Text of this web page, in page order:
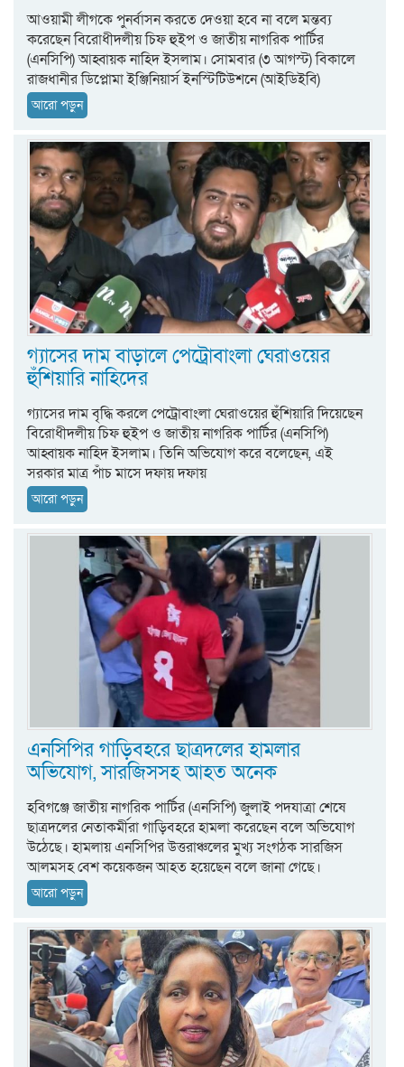
আওয়ামী লীগকে পুনর্বাসন করতে দেওয়া হবে না বলে মন্তব্য
করেছেন বিরোধীদলীয় চিফ হুইপ ও জাতীয় নাগরিক পার্টির
(এনসিপি) আহ্বায়ক নাহিদ ইসলাম। সোমবার (৩ আগস্ট) বিকালে
রাজধানীর ডিপ্লোমা ইঞ্জিনিয়ার্স ইনস্টিটিউশনে (আইডিইবি)
আরো পড়ুন
গ্যাসের দাম বাড়ালে পেট্রোবাংলা ঘেরাওয়ের
হুঁশিয়ারি নাহিদের
গ্যাসের দাম বৃদ্ধি করলে পেট্রোবাংলা ঘেরাওয়ের হুঁশিয়ারি দিয়েছেন
বিরোধীদলীয় চিফ হুইপ ও জাতীয় নাগরিক পার্টির (এনসিপি)
আহ্বায়ক নাহিদ ইসলাম। তিনি অভিযোগ করে বলেছেন, এই
সরকার মাত্র পাঁচ মাসে দফায় দফায়
আরো পড়ুন
এনসিপির গাড়িবহরে ছাত্রদলের হামলার
অভিযোগ, সারজিসসহ আহত অনেক
হবিগঞ্জে জাতীয় নাগরিক পার্টির (এনসিপি) জুলাই পদযাত্রা শেষে
ছাত্রদলের নেতাকর্মীরা গাড়িবহরে হামলা করেছেন বলে অভিযোগ
উঠেছে। হামলায় এনসিপির উত্তরাঞ্চলের মুখ্য সংগঠক সারজিস
আলমসহ বেশ কয়েকজন আহত হয়েছেন বলে জানা গেছে।
আরো পড়ুন